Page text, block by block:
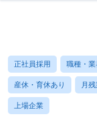
正社員採用 職種・
産休・育休あり 月
上場企業